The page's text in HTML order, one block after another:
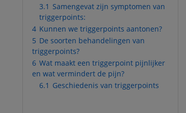
3.1 Samengevat zijn symptomen van
triggerpoints:
4 Kunnen we triggerpoints aantonen?
5 De soorten behandelingen van
triggerpoints?
6 Wat maakt een triggerpoint pijnlijker
en wat vermindert de pijn?
6.1 Geschiedenis van triggerpoints